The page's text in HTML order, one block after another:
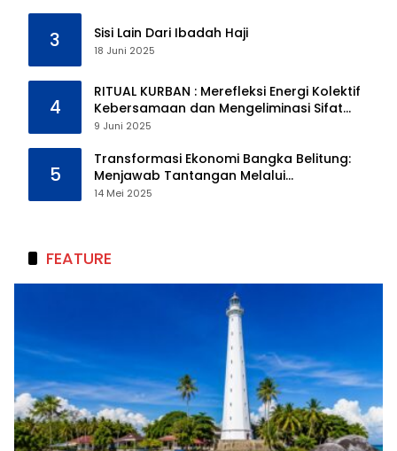
3 Sisi Lain Dari Ibadah Haji
18 Juni 2025
4
RITUAL KURBAN : Merefleksi Energi Kolektif
Kebersamaan dan Mengeliminasi Sifat
Kebinatangan Manusia
9 Juni 2025
5
Transformasi Ekonomi Bangka Belitung:
Menjawab Tantangan Melalui
Pengelolaan Sumber Daya Alam yang
14 Mei 2025
FEATURE